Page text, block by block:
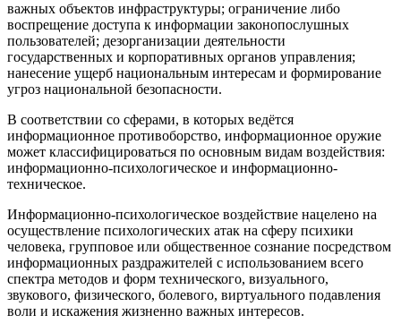
важных объектов инфраструктуры; ограничение либо
воспрещение доступа к информации законопослушных
пользователей; дезорганизации деятельности
государственных и корпоративных органов управления;
нанесение ущерб национальным интересам и формирование
угроз национальной безопасности.
В соответствии со сферами, в которых ведётся
информационное противоборство, информационное оружие
может классифицироваться по основным видам воздействия:
информационно-психологическое и информационно-
техническое.
Информационно-психологическое воздействие нацелено на
осуществление психологических атак на сферу психики
человека, групповое или общественное сознание посредством
информационных раздражителей с использованием всего
спектра методов и форм технического, визуального,
звукового, физического, болевого, виртуального подавления
воли и искажения жизненно важных интересов.